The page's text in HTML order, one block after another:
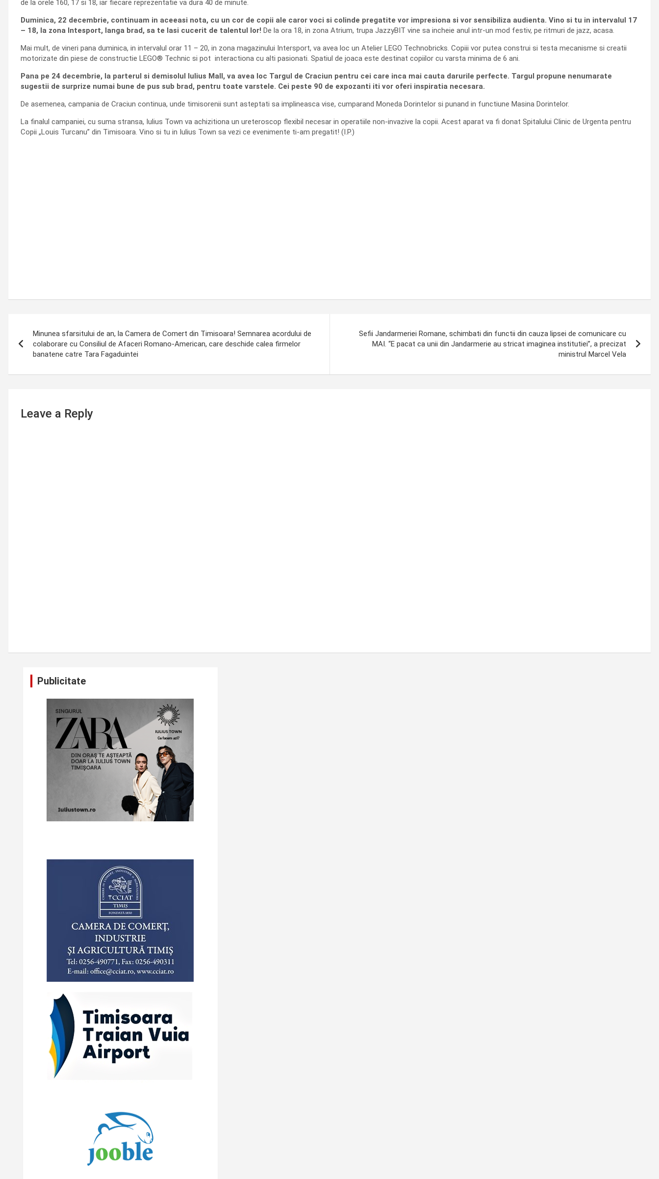
de la orele 160, 17 si 18, iar fiecare reprezentatie va dura 40 de minute.
Duminica, 22 decembrie, continuam in aceeasi nota, cu un cor de copii ale caror voci si colinde pregatite vor impresiona si vor sensibiliza audienta. Vino si tu in intervalul 17
– 18, la zona Intesport, langa brad, sa te lasi cucerit de talentul lor! De la ora 18, in zona Atrium, trupa JazzyBIT vine sa incheie anul intr-un mod festiv, pe ritmuri de jazz, acasa.
Mai mult, de vineri pana duminica, in intervalul orar 11 – 20, in zona magazinului Intersport, va avea loc un Atelier LEGO Technobricks. Copiii vor putea construi si testa mecanisme si creatii
motorizate din piese de constructie LEGO® Technic si pot interactiona cu alti pasionati. Spatiul de joaca este destinat copiilor cu varsta minima de 6 ani.
Pana pe 24 decembrie, la parterul si demisolul Iulius Mall, va avea loc Targul de Craciun pentru cei care inca mai cauta darurile perfecte. Targul propune nenumarate
sugestii de surprize numai bune de pus sub brad, pentru toate varstele. Cei peste 90 de expozanti iti vor oferi inspiratia necesara.
De asemenea, campania de Craciun continua, unde timisorenii sunt asteptati sa implineasca vise, cumparand Moneda Dorintelor si punand in functiune Masina Dorintelor.
La finalul campaniei, cu suma stransa, Iulius Town va achizitiona un ureteroscop flexibil necesar in operatiile non-invazive la copii. Acest aparat va fi donat Spitalului Clinic de Urgenta pentru
Copii „Louis Turcanu” din Timisoara. Vino si tu in Iulius Town sa vezi ce evenimente ti-am pregatit! (I.P.)
navigation
Minunea sfarsitului de an, la Camera de Comert din Timisoara! Semnarea acordului de
colaborare cu Consiliul de Afaceri Romano-American, care deschide calea firmelor
banatene catre Tara Fagaduintei
Sefii Jandarmeriei Romane, schimbati din functii din cauza lipsei de comunicare cu
MAI. “E pacat ca unii din Jandarmerie au stricat imaginea institutiei”, a precizat
ministrul Marcel Vela
Leave a Reply
Publicitate